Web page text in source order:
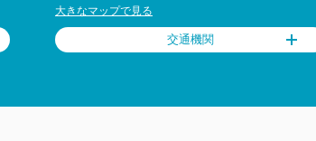
大きなマップで見る
交通機関